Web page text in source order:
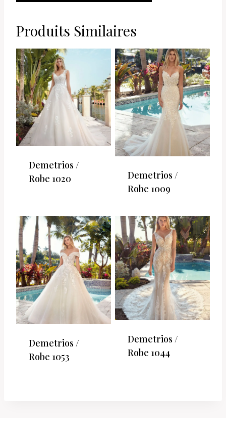
Produits Similaires
Demetrios /
Robe 1020
Demetrios /
Robe 1009
Demetrios /
Robe 1053
Demetrios /
Robe 1044